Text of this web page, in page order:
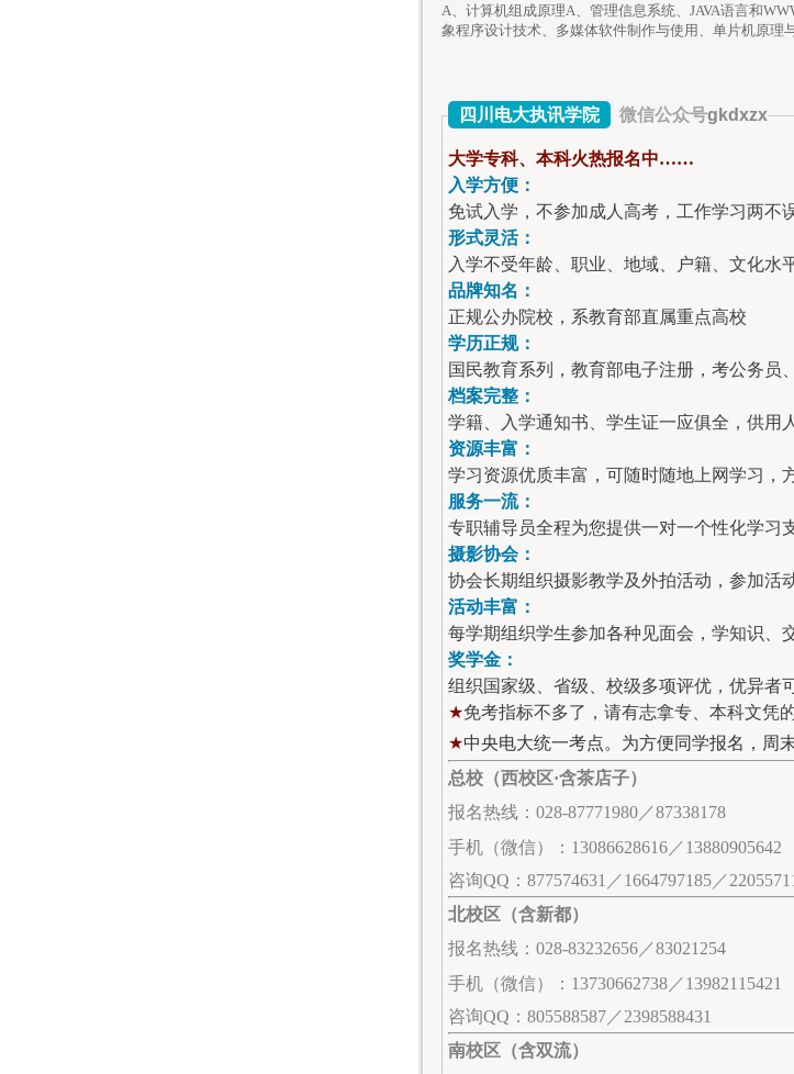
A、计算机组成原理A、管理信息系统、JAVA语言和
象程序设计技术、多媒体软件制作与使用、单片机原理
四川电大执讯学院 微信公众号gkdxzx
大学专科、本科火热报名中……
入学方便：
免试入学，不参加成人高考，工作学习两不
形式灵活：
入学不受年龄、职业、地域、户籍、文化水
品牌知名：
正规公办院校，系教育部直属重点高校
学历正规：
国民教育系列，教育部电子注册，考公务员
档案完整：
学籍、入学通知书、学生证一应俱全，供用
资源丰富：
学习资源优质丰富，可随时随地上网学习，
服务一流：
专职辅导员全程为您提供一对一个性化学习
摄影协会：
协会长期组织摄影教学及外拍活动，参加活
活动丰富：
每学期组织学生参加各种见面会，学知识、
奖学金：
组织国家级、省级、校级多项评优，优异者
★免考指标不多了，请有志拿专、本科文凭
★中央电大统一考点。为方便同学报名，周末
总校 （西校区·含茶店子）
报名热线：028-87771980／87338178
手机（微信）：13086628616／13880905642
咨询QQ：877574631／1664797185／
北校区（含新都）
报名热线：028-83232656／83021254
手机（微信）：13730662738／13982115421
咨询QQ： 805588587／2398588431
南校区（含双流）